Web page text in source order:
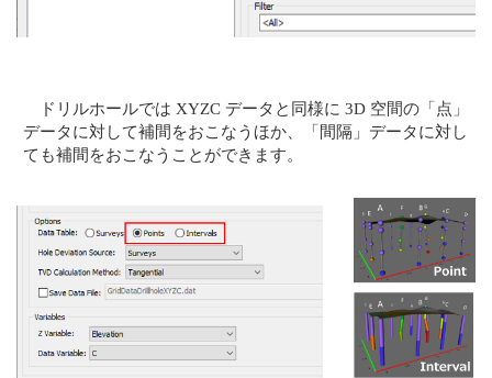
ドリルホールでは XYZC データと同様に 3D 空間の「点」
データに対して補間をおこなうほか、「間隔」データに対し
ても補間をおこなうことができます。